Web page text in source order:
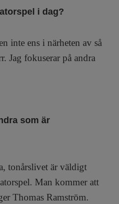
i dag?
inte ens i närheten av så
Jag fokuserar på andra
som är
tonårslivet är väldigt
Man kommer att
Thomas Ramström.